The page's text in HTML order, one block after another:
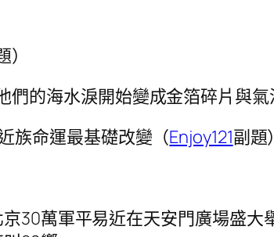
的海水淚開始變成金箔碎片與氣
命運最基礎改變（Enjoy121副題）
萬軍平易近在天安門廣場盛大